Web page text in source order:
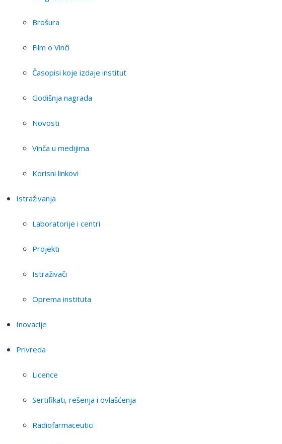
Brošura
Film o Vinči
Časopisi koje izdaje institut
Godišnja nagrada
Novosti
Vinča u medijima
Korisni linkovi
Istraživanja
Laboratorije i centri
Projekti
Istraživači
Oprema instituta
Inovacije
Privreda
Licence
Sertifikati, rešenja i ovlašćenja
Radiofarmaceutici